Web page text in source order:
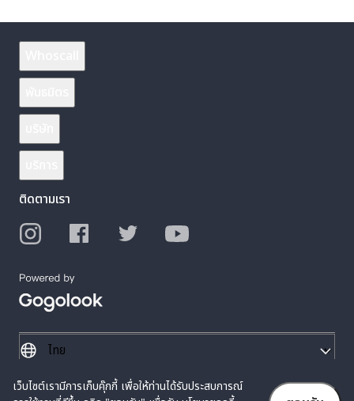
ติดตามเรา
© 2026 Gogolook. All Rights Reserved.
เว็บไซต์เรามีการเก็บคุ๊กกี้ เพื่อให้ท่านได้รับประสบการณ์